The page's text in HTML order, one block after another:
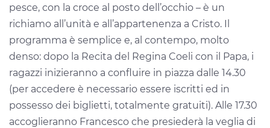
pesce, con la croce al posto dell’occhio – è un
richiamo all’unità e all’appartenenza a Cristo. Il
programma è semplice e, al contempo, molto
denso: dopo la Recita del Regina Coeli con il Papa, i
ragazzi inizieranno a confluire in piazza dalle 14.30
(per accedere è necessario essere iscritti ed in
possesso dei biglietti, totalmente gratuiti). Alle 17.30
accoglieranno Francesco che presiederà la veglia di